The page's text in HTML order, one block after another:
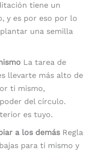
tiene un
y es por eso por lo
una semilla
La tarea de
llevarte más alto de
ti mismo,
del círculo.
es tuyo.
a los demás Regla
para ti mismo y